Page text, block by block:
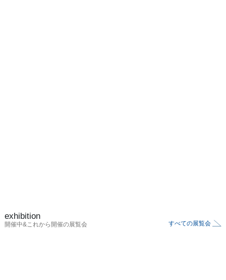
exhibition
開催中&これから開催の展覧会 すべての展覧会